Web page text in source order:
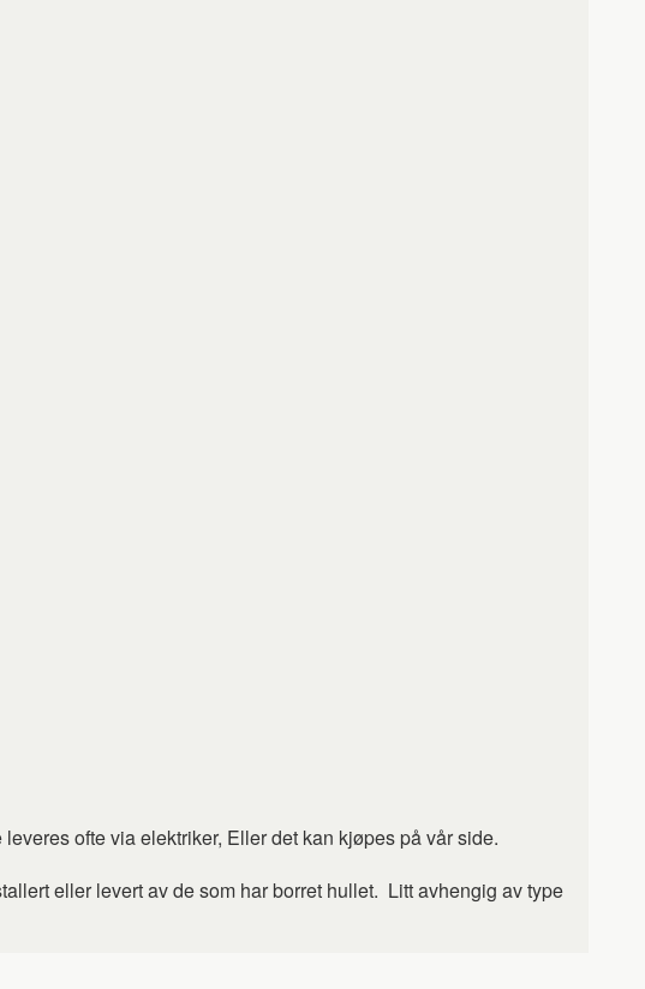
leveres ofte via elektriker, Eller det kan kjøpes på vår side.
eller levert av de som har borret hullet. Litt avhengig av type